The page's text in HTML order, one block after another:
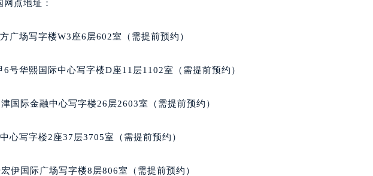
点地址：
广场写字楼W3座6层602室（需提前预约）
号华熙国际中心写字楼D座11层1102室（需提前预约）
国际金融中心写字楼26层2603室（需提前预约）
心写字楼2座37层3705室（需提前预约）
伊国际广场写字楼8层806室（需提前预约）